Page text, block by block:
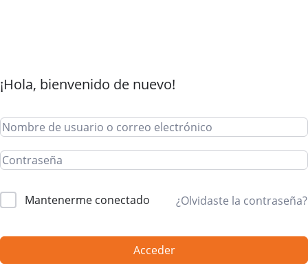
¡Hola, bienvenido de nuevo!
Mantenerme conectado ¿Olvidaste la contraseña?
Acceder